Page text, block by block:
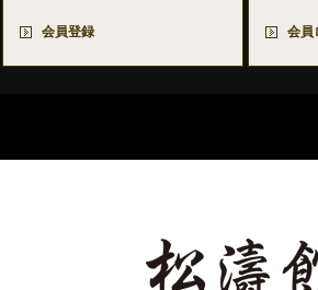
会員登録 会員